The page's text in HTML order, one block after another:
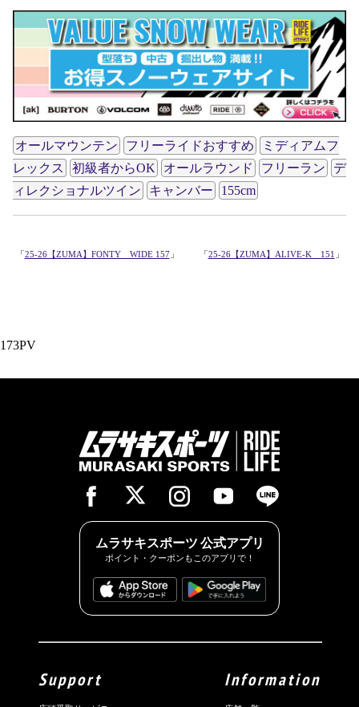
オールマウンテン フリーライドおすすめ
ミディアムフ
レックス
初級者からOK オールラウンド フリーラン
デ
ィレクショナルツイン
キャンバー 155cm
「25-26【ZUMA】FONTY WIDE 157」 「25-26【ZUMA】ALIVE-K 151 」
173PV
ムラサキスポーツ 公式アプリ
ポイント・クーポンもこのアプリで！
Support Information